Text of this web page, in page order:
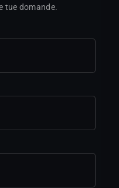
tue domande.